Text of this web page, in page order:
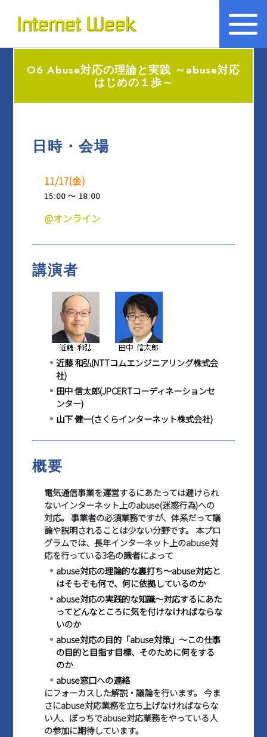
トップ
Internet Week とは
プログラム
お知らせ
BASICオンデマンド
参加申込
マイページ
O6 Abuse対応の理論と実践 ～abuse対応
はじめの１歩～
日時・会場
11/17(金)
15:00 ～ 18:00
@オンライン
講演者
近藤 和弘(NTTコムエンジニアリング株式会
社)
田中 信太郎(JPCERTコーディネーションセ
ンター)
山下 健一(さくらインターネット株式会社)
概要
電気通信事業を運営するにあたっては避けられ
ないインターネット上のabuse(迷惑行為)への
対応。 事業者の必須業務ですが、体系だって議
論や説明されることは少ない分野です。 本プロ
グラムでは、長年インターネット上のabuse対
応を行っている3名の識者によって
abuse対応の理論的な裏打ち～abuse対応と
はそもそも何で、何に依拠しているのか
abuse対応の実践的な知識～対応するにあた
ってどんなところに気を付けなければならな
いのか
abuse対応の目的「abuse対策」～この仕事
の目的と目指す目標、そのために何をする
のか
abuse窓口への連絡
にフォーカスした解説・議論を行います。 今ま
さにabuse対応業務を立ち上げなければならな
い人、ぼっちでabuse対応業務をやっている人
の参加に期待しています。